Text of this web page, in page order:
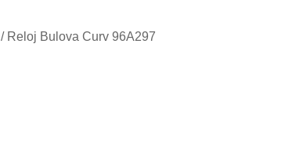
/ Reloj Bulova Curv 96A297